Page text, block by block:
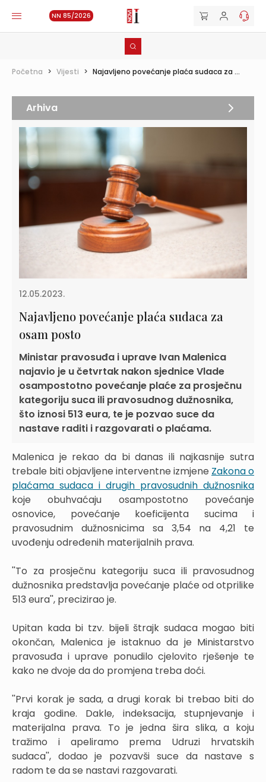
NN 85/2026
Početna > Vijesti > Najavljeno povećanje plaća sudaca za ...
12.05.2023.
Najavljeno povećanje plaća sudaca za
osam posto
Ministar pravosuđa i uprave Ivan Malenica
najavio je u četvrtak nakon sjednice Vlade
osampostotno povećanje plaće za prosječnu
kategoriju suca ili pravosudnog dužnosnika,
što iznosi 513 eura, te je pozvao suce da
nastave raditi i razgovarati o plaćama.
Malenica je rekao da bi danas ili najkasnije sutra
trebale biti objavljene interventne izmjene Zakona o
plaćama sudaca i drugih pravosudnih dužnosnika
koje obuhvaćaju osampostotno povećanje
osnovice, povećanje koeficijenta sucima i
pravosudnim dužnosnicima sa 3,54 na 4,21 te
uvođenju određenih materijalnih prava.
''To za prosječnu kategoriju suca ili pravosudnog
dužnosnika predstavlja povećanje plaće od otprilike
513 eura'', precizirao je.
Upitan kada bi tzv. bijeli štrajk sudaca mogao biti
okončan, Malenica je istaknuo da je Ministarstvo
pravosuđa i uprave ponudilo cjelovito rješenje te
kako ne dvoje da do promjena treba doći.
''Prvi korak je sada, a drugi korak bi trebao biti do
kraja godine. Dakle, indeksacija, stupnjevanje i
materijalna prava. To je jedna šira slika, a koju
tražimo i apeliramo prema Udruzi hrvatskih
sudaca'', dodao je pozvavši suce da nastave s
radom te da se nastavi razgovarati.
Arhiva